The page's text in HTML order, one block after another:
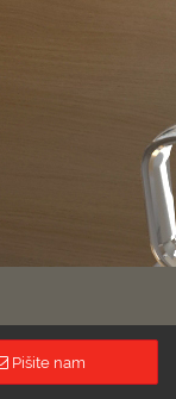
Pišite nam